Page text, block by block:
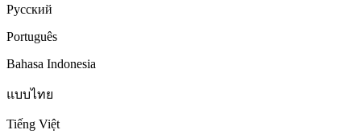
Русский
Português
Bahasa Indonesia
แบบไทย
Tiếng Việt